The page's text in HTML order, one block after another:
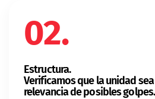
02.
Estructura.
Verificamos que la unidad
relevancia de posibles golpes.